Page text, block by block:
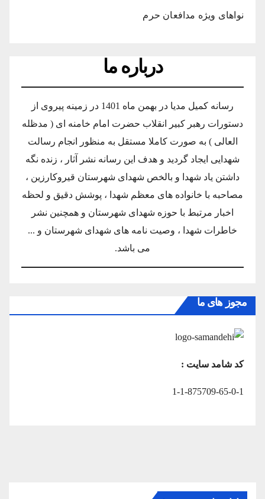
نواهای ویژه مدافعان حرم
درباره ما
رسانه کمیل مدیا در بهمن ماه 1401 در زمینه پیروی از
دستورات رهبر کبیر انقلاب حضرت امام خامنه ای ( مدظله
العالی ) به صورت کاملا مستقل به منظور انجام رسالت
شهدایی ایجاد گردید و هدف این رسانه نشر آثار ، زنده نگه
داشتن یاد شهدا و بالخص شهدای شهرستان قیروکارزین ،
مصاحبه با خانواده های معظم شهدا ، پوشش دقیق و لحظه
اخبار مرتبط با حوزه شهدای شهرستان و همچنین نشر
خاطرات شهدا ، وصیت نامه های شهدای شهرستان و ...
می باشد.
مجوز های ما
کد شامد سایت :
1-1-875709-65-0-1